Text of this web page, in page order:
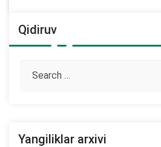
Qidiruv
Yangiliklar arxivi